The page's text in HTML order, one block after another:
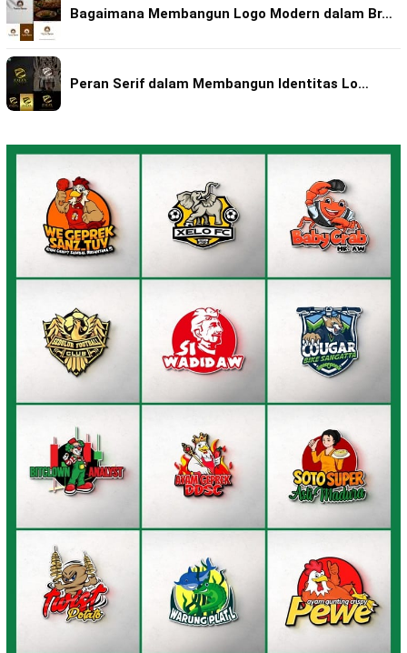
Bagaimana Membangun Logo Modern dalam Br…
Peran Serif dalam Membangun Identitas Lo…